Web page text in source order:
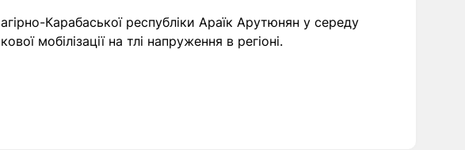
Карабаської республіки Араїк Арутюнян у середу
мобілізації на тлі напруження в регіоні.